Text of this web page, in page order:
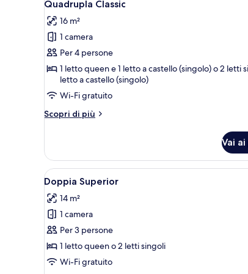
tutte
le
foto
per
Quadrupla
Classic
Quadrupla Classic
16 m²
1 camera
Per 4 persone
1 letto queen e 1 letto a castello (singolo) o 2 letti
letto a castello (singolo)
Wi-Fi gratuito
Scopri di più
Altri
Classic
Vai
Apri
tutte
le
foto
per
Doppia
Superior
Una camera
11
Doppia Superior
14 m²
1 camera
Per 3 persone
1 letto queen o 2 letti singoli
Wi-Fi gratuito